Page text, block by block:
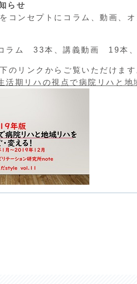
らせ
コンセプトにコラム、動画、
ラム 33本、講義動画 19本、
のリンクからご覧いただけます
期リハの視点で病院リハと地